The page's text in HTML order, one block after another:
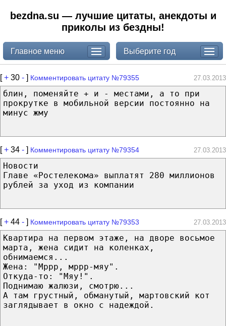
bezdna.su — лучшие цитаты, анекдоты и
приколы из бездны!
Главное меню Выберите год
[+ 30 - ] Комментировать цитату №79355 27.03.2013
блин, поменяйте + и - местами, а то при
прокрутке в мобильной версии постоянно на
минус жму
[+ 34 - ] Комментировать цитату №79354 27.03.2013
Новости
Главе «Ростелекома» выплатят 280 миллионов
рублей за уход из компании
[+ 44 - ] Комментировать цитату №79353 27.03.2013
Квартира на первом этаже, на дворе восьмое
марта, жена сидит на коленках,
обнимаемся...
Жена: "Мррр, мррр-мяу".
Откуда-то: "Мяу!".
Поднимаю жалюзи, смотрю...
А там грустный, обманутый, мартовский кот
заглядывает в окно с надеждой.